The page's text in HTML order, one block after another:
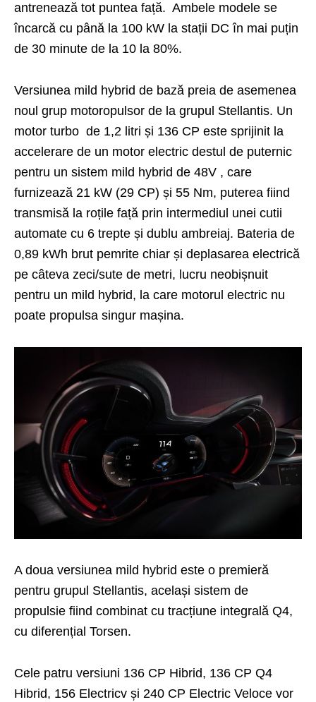
antrenează tot puntea față. Ambele modele se
încarcă cu până la 100 kW la stații DC în mai puțin
de 30 minute de la 10 la 80%.
Versiunea mild hybrid de bază preia de asemenea
noul grup motoropulsor de la grupul Stellantis. Un
motor turbo de 1,2 litri și 136 CP este sprijinit la
accelerare de un motor electric destul de puternic
pentru un sistem mild hybrid de 48V , care
furnizează 21 kW (29 CP) și 55 Nm, puterea fiind
transmisă la roțile față prin intermediul unei cutii
automate cu 6 trepte și dublu ambreiaj. Bateria de
0,89 kWh brut pemrite chiar și deplasarea electrică
pe câteva zeci/sute de metri, lucru neobișnuit
pentru un mild hybrid, la care motorul electric nu
poate propulsa singur mașina.
A doua versiunea mild hybrid este o premieră
pentru grupul Stellantis, același sistem de
propulsie fiind combinat cu tracțiune integrală Q4,
cu diferențial Torsen.
Cele patru versiuni 136 CP Hibrid, 136 CP Q4
Hibrid, 156 Electricv și 240 CP Electric Veloce vor